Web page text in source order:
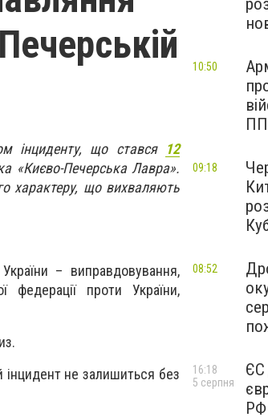
інциденту, що стався 12
«Києво-Печерська Лавра».
характеру, що вихваляють
– виправдовування,
федерації проти України,
не залишиться без
10:50
09:18
08:52
ЄС
РФ
16:18
5 серпня